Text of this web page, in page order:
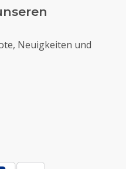
Neuigkeiten und